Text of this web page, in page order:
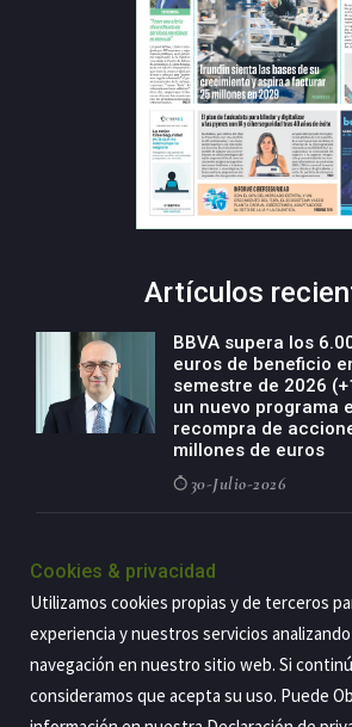
Artículos
BBVA supera los
euros de beneficio
semestre de 2026
un nuevo programa
recompra de
millones de euros
30-Julio-2026
negocio agro con un
de especialización
países
29-Julio-2026
Cookies & privacidad
Utilizamos cookies propias y de terceros
experiencia y nuestros servicios
navegación en nuestro sitio web. Si
consideramos que acepta su uso. Puede